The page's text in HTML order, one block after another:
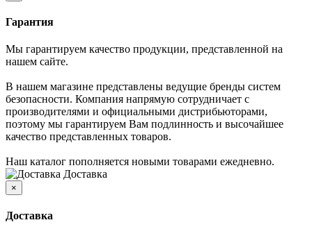
Гарантия
Мы гарантируем качество продукции, представленной на
нашем сайте.
В нашем магазине представлены ведущие бренды систем
безопасности. Компания напрямую сотрудничает с
производителями и официальными дистрибьюторами,
поэтому мы гарантируем Вам подлинность и высочайшее
качество представленных товаров.
Наш каталог пополняется новыми товарами ежедневно.
Доставка
×
Доставка